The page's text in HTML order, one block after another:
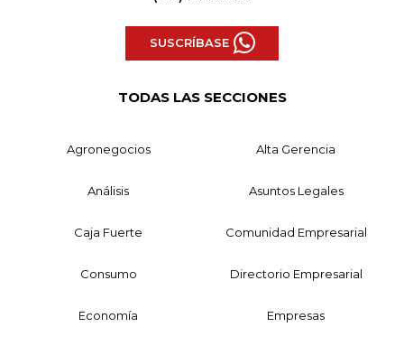
SUSCRÍBASE
TODAS LAS SECCIONES
Agronegocios Alta Gerencia
Análisis Asuntos Legales
Caja Fuerte Comunidad Empresarial
Consumo Directorio Empresarial
Economía Empresas